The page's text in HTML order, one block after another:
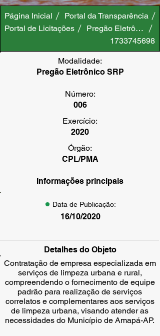
Página Inicial
Portal da Transparência
Portal de Licitações
Pregão Eletrônico SRP
1733745698
Modalidade:
Pregão Eletrônico SRP
Número:
006
Exercício:
2020
Órgão:
CPL/PMA
Informações principais
Data de Publicação:
16/10/2020
Detalhes do Objeto
Contratação de empresa especializada em
serviços de limpeza urbana e rural,
compreendendo o fornecimento de equipe
padrão para realização de serviços
correlatos e complementares aos serviços
de limpeza urbana, visando atender as
necessidades do Município de Amapá-AP.